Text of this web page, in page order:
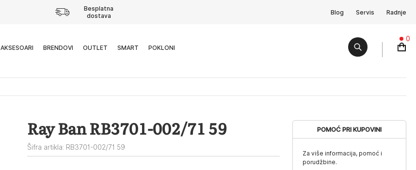
Besplatna
dostava
Blog Servis Radnje
AKSESOARI BRENDOVI OUTLET SMART POKLONI
0
Ray Ban RB3701-002/71 59
Šifra artikla: RB3701-002/71 59
POMOĆ PRI KUPOVINI
Za više informacija, pomoć i
porudžbine.